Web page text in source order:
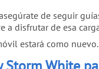
de seguir
a disfrutar de esa
estará como